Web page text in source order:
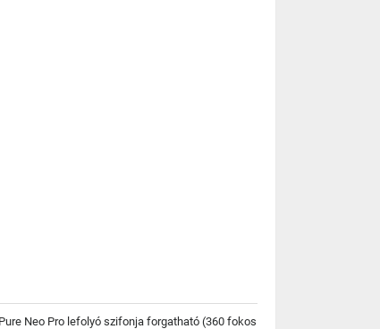
Neo Pro lefolyó szifonja forgatható (360 fokos